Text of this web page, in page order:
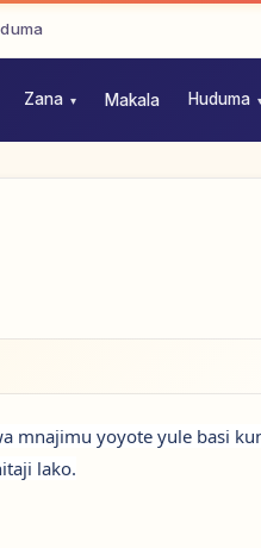
Zana Makala Huduma
mnajimu yoyote yule basi
lako.